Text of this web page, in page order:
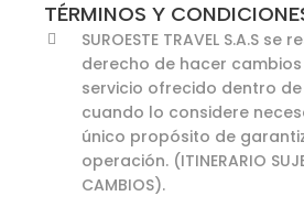
TÉRMINOS Y
SUROESTE TRAVEL S.A.S se
derecho de hacer
servicio ofrecido dentro
cuando lo considere
único propósito de
operación. (ITINERARIO
CAMBIOS).